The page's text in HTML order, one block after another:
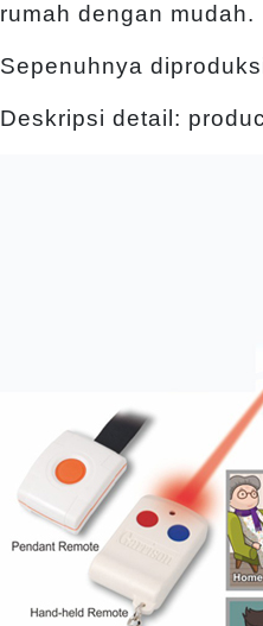
rumah dengan mudah.
Sepenuhnya
Deskripsi detail: